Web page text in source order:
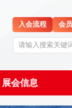
入会流程 会
展会信息